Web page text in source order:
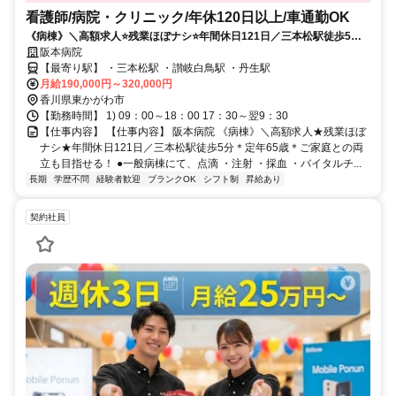
看護師/病院・クリニック/年休120日以上/車通勤OK
《病棟》＼高額求人⭐残業ほぼナシ⭐年間休日121日／三本松駅徒歩5分✨
定年65歳✨ご家庭との両立も目指せる❗️
阪本病院
【最寄り駅】 ・三本松駅 ・讃岐白鳥駅 ・丹生駅
月給190,000円～320,000円
香川県東かがわ市
【勤務時間】 1) 09：00～18：00 17：30～翌9：30
【仕事内容】 【仕事内容】 阪本病院 《病棟》＼高額求人★残業ほぼ
ナシ★年間休日121日／三本松駅徒歩5分＊定年65歳＊ご家庭との両
立も目指せる！ ●一般病棟にて、点滴 ・注射 ・採血 ・バイタルチ...
長期 学歴不問 経験者歓迎 ブランクOK シフト制 昇給あり
契約社員